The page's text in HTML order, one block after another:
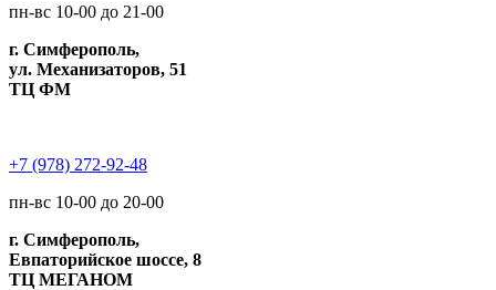
пн-вс 10-00 до 21-00
г. Симферополь,
ул. Механизаторов, 51
ТЦ ФМ
+7 (978) 272-92-48
пн-вс 10-00 до 20-00
г. Симферополь,
Евпаторийское шоссе, 8
ТЦ МЕГАНОМ